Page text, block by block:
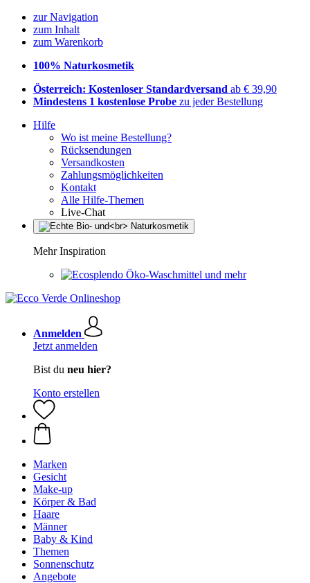
zur Navigation
zum Inhalt
zum Warenkorb
100% Naturkosmetik
Österreich: Kostenloser Standardversand ab € 39,90
Mindestens 1 kostenlose Probe zu jeder Bestellung
Hilfe
Wo ist meine Bestellung?
Rücksendungen
Versandkosten
Zahlungsmöglichkeiten
Kontakt
Alle Hilfe-Themen
Live-Chat
Mehr Inspiration
Öko-Waschmittel und mehr
Anmelden
Jetzt anmelden
Bist du neu hier?
Konto erstellen
Marken
Gesicht
Make-up
Körper & Bad
Haare
Männer
Baby & Kind
Themen
Sonnenschutz
Angebote